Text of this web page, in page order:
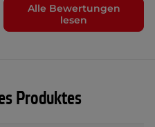
Alle Bewertungen
lesen
Produktes